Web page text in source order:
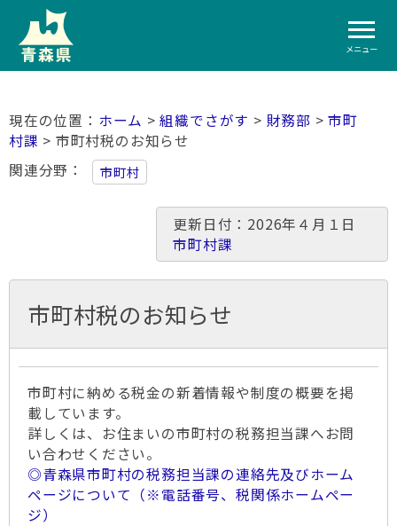
メニュー
ホーム >組織でさがす > 財務部 >市町
村課 > 市町村税のお知らせ
関連分野
市町村
更新日付：2026年４月１日
市町村課
市町村税のお知らせ
市町村に納める税金の新着情報や制度の概要を掲
載しています。
詳しくは、お住まいの市町村の税務担当課へお問
い合わせください。
◎青森県市町村の税務担当課の連絡先及びホーム
ページについて（※電話番号、税関係ホームペー
ジ）